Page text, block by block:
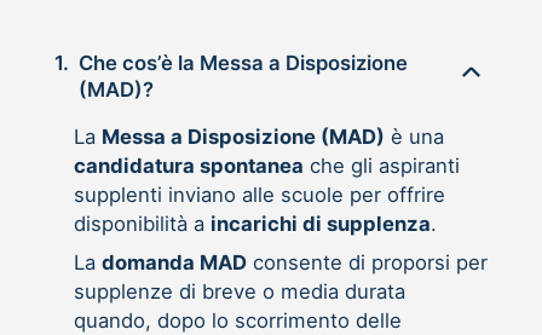
1. Che cos’è la Messa a Disposizione
(MAD)?
La Messa a Disposizione (MAD) è una
candidatura spontanea che gli aspiranti
supplenti inviano alle scuole per offrire
disponibilità a incarichi di supplenza.
La domanda MADconsente di proporsi per
supplenze di breve o media durata
quando, dopo lo scorrimento delle